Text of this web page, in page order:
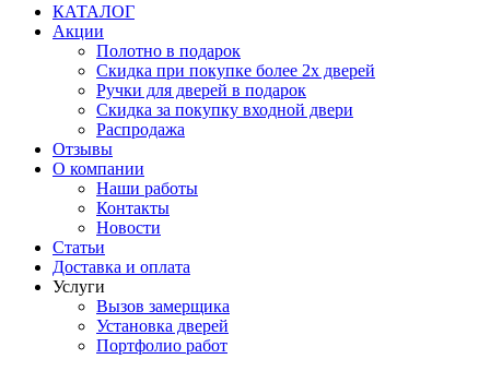
КАТАЛОГ
Акции
Полотно в подарок
Скидка при покупке более 2х дверей
Ручки для дверей в подарок
Скидка за покупку входной двери
Распродажа
Отзывы
О компании
Наши работы
Контакты
Новости
Статьи
Доставка и оплата
Услуги
Вызов замерщика
Установка дверей
Портфолио работ